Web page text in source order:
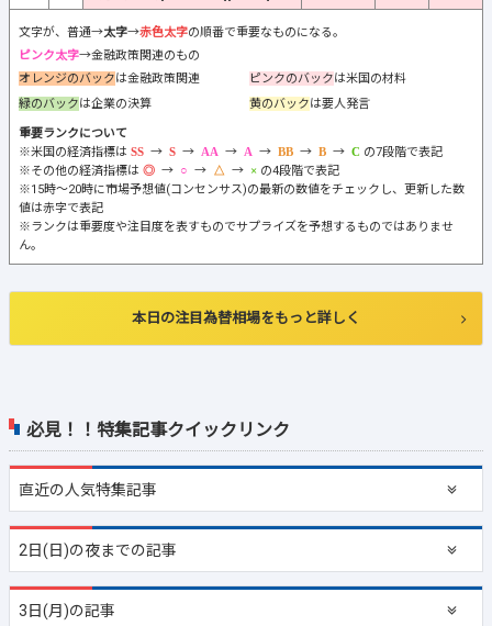
必見！！特集記事クイックリンク
直近の人気特集記事
2日(日)の夜までの記事
3日(月)の記事
文字が、普通→太字→赤色太字の順番で重要なものになる。
ピンク太字→金融政策関連のもの
オレンジのバックは金融政策関連 ピンクのバックは米国の材料
緑のバックは企業の決算 黄のバックは要人発言
重要ランクについて
※米国の経済指標は
→ → → → → →
の7段階で表記
※その他の経済指標は
→ → →
の4段階で表記
※15時～20時に市場予想値(コンセンサス)の最新の数値をチェックし、更新した数
値は赤字で表記
※ランクは重要度や注目度を表すものでサプライズを予想するものではありませ
ん。
本日の注目為替相場をもっと詳しく